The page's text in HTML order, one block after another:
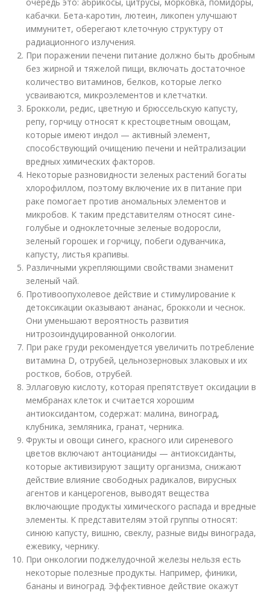
кабачки. Бета-каротин, лютеин, ликопен улучшают
иммунитет, оберегают клеточную структуру от
радиационного излучения.
При поражении печени питание должно быть дробным
без жирной и тяжелой пищи, включать достаточное
количество витаминов, белков, которые легко
усваиваются, микроэлементов и клетчатки.
Брокколи, редис, цветную и брюссельскую капусту,
репу, горчицу относят к крестоцветным овощам,
которые имеют индол — активный элемент,
способствующий очищению печени и нейтрализации
вредных химических факторов.
Некоторые разновидности зеленых растений богаты
хлорофиллом, поэтому включение их в питание при
раке помогает против аномальных элементов и
микробов. К таким представителям относят сине-
голубые и одноклеточные зеленые водоросли,
зеленый горошек и горчицу, побеги одуванчика,
капусту, листья крапивы.
Различными укрепляющими свойствами знаменит
зеленый чай.
Противоопухолевое действие и стимулирование к
детоксикации оказывают ананас, брокколи и чеснок.
Они уменьшают вероятность развития
нитрозоиндуцированной онкологии.
При раке груди рекомендуется увеличить потребление
витамина D, отрубей, цельнозерновых злаковых и их
ростков, бобов, отрубей.
Эллаговую кислоту, которая препятствует оксидации в
мембранах клеток и считается хорошим
антиоксидантом, содержат: малина, виноград,
клубника, земляника, гранат, черника.
Фрукты и овощи синего, красного или сиреневого
цветов включают антоцианиды — антиоксиданты,
которые активизируют защиту организма, снижают
действие влияние свободных радикалов, вирусных
агентов и канцерогенов, выводят вещества
включающие продукты химического распада и вредные
элементы. К представителям этой группы относят:
синюю капусту, вишню, свеклу, разные виды винограда,
ежевику, чернику.
При онкологии поджелудочной железы нельзя есть
некоторые полезные продукты. Например, финики,
бананы и виноград. Эффективное действие окажут